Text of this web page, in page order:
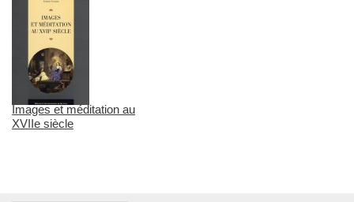
Images et méditation au
XVIIe siècle